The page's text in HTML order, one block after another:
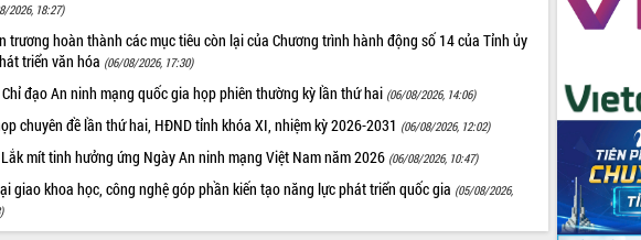
2026, 18:27)
trương hoàn thành các mục tiêu còn lại của Chương trình hành động số 14 của Tỉnh ủy
triển văn hóa (06/08/2026, 17:30)
đạo An ninh mạng quốc gia họp phiên thường kỳ lần thứ hai (06/08/2026, 14:06)
chuyên đề lần thứ hai, HĐND tỉnh khóa XI, nhiệm kỳ 2026-2031 (06/08/2026, 12:02)
mít tinh hưởng ứng Ngày An ninh mạng Việt Nam năm 2026 (06/08/2026, 10:47)
giao khoa học, công nghệ góp phần kiến tạo năng lực phát triển quốc gia (05/08/2026,